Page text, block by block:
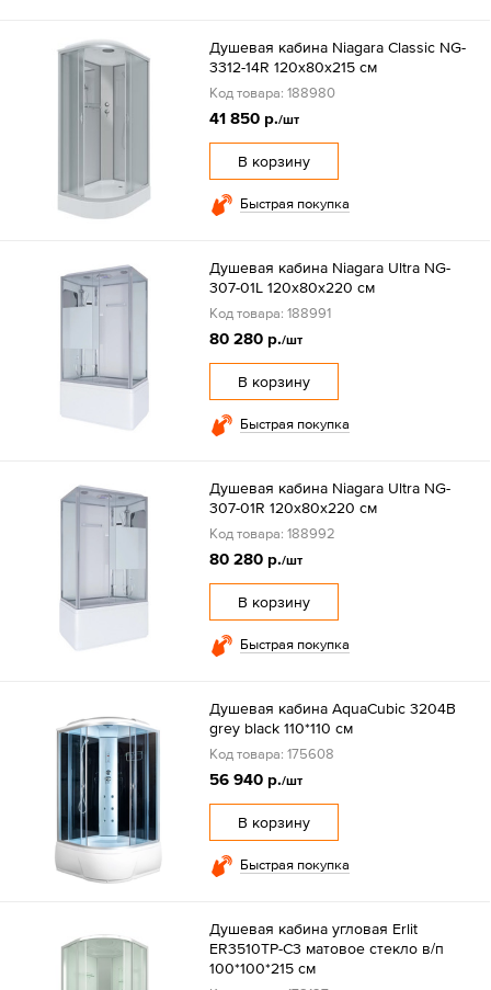
Душевая кабина Niagara Classic NG-
3312-14R 120х80х215 см
Код товара: 188980
41 850 р./шт
В корзину
Быстрая покупка
Душевая кабина Niagara Ultra NG-
307-01L 120х80х220 см
Код товара: 188991
80 280 р./шт
В корзину
Быстрая покупка
Душевая кабина Niagara Ultra NG-
307-01R 120х80х220 см
Код товара: 188992
80 280 р./шт
В корзину
Быстрая покупка
Душевая кабина AquaCubic 3204B
grey black 110*110 см
Код товара: 175608
56 940 р./шт
В корзину
Быстрая покупка
Душевая кабина угловая Erlit
ER3510TP-C3 матовое стекло в/п
100*100*215 см